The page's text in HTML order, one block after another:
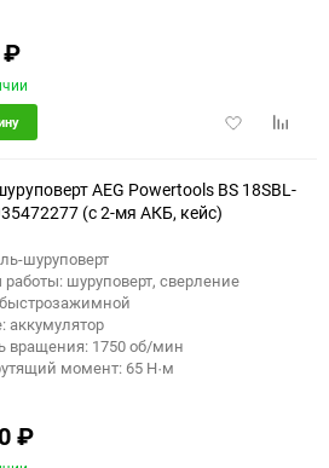
₽
Добавить
AEG Powertools BS 18SBL-
(с 2-мя АКБ, кейс)
шуруповерт
шуруповерт, сверление
аккумулятор
вращения: 1750 об/мин
момент: 65 Н·м
₽